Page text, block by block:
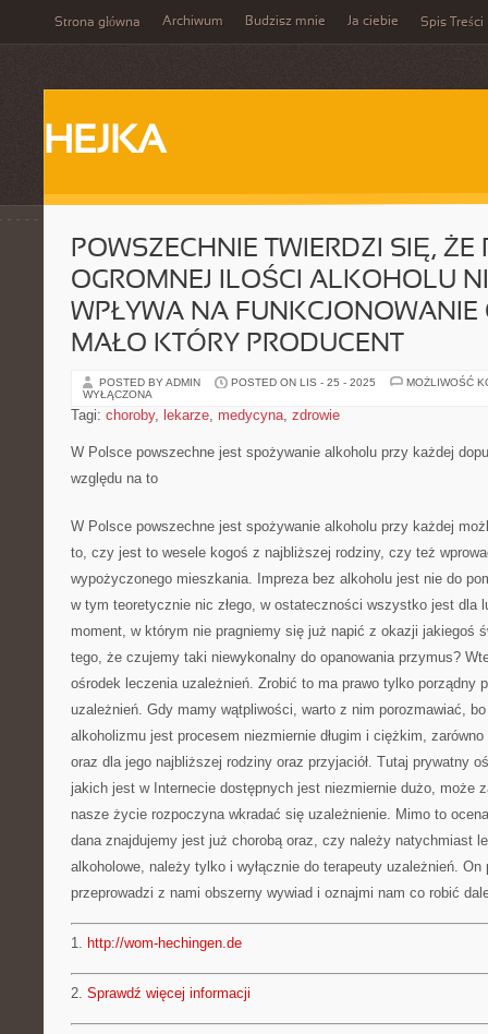
Strona główna Archiwum Budzisz mnie Ja ciebie Spis Treści
HEJKA
POWSZECHNIE TWIERDZI SIĘ, ŻE
OGROMNEJ ILOŚCI ALKOHOLU
WPŁYWA NA FUNKCJONOWANIE
MAŁO KTÓRY PRODUCENT
POSTED BY ADMIN POSTED ON LIS - 25 - 2025
MOŻLIWOŚĆ
WYŁĄCZONA
Tagi: choroby, lekarze, medycyna, zdrowie
W Polsce powszechne jest spożywanie alkoholu przy każdej
względu na to
W Polsce powszechne jest spożywanie alkoholu przy każdej
to, czy jest to wesele kogoś z najbliższej rodziny, czy też
wypożyczonego mieszkania. Impreza bez alkoholu jest nie do
w tym teoretycznie nic złego, w ostateczności wszystko jest dla
moment, w którym nie pragniemy się już napić z okazji jakiegoś
tego, że czujemy taki niewykonalny do opanowania przymus?
ośrodek leczenia uzależnień. Zrobić to ma prawo tylko porządny
uzależnień. Gdy mamy wątpliwości, warto z nim porozmawiać,
alkoholizmu jest procesem niezmiernie długim i ciężkim,
oraz dla jego najbliższej rodziny oraz przyjaciół. Tutaj prywatny
jakich jest w Internecie dostępnych jest niezmiernie dużo, może
nasze życie rozpoczyna wkradać się uzależnienie. Mimo to
dana znajdujemy jest już chorobą oraz, czy należy natychmiast
alkoholowe, należy tylko i wyłącznie do terapeuty uzależnień.
przeprowadzi z nami obszerny wywiad i oznajmi nam co robić
1. http://wom-hechingen.de
2. Sprawdź więcej informacji